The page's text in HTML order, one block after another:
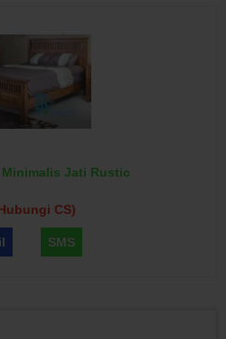
Jati Rustic
CS)
SMS